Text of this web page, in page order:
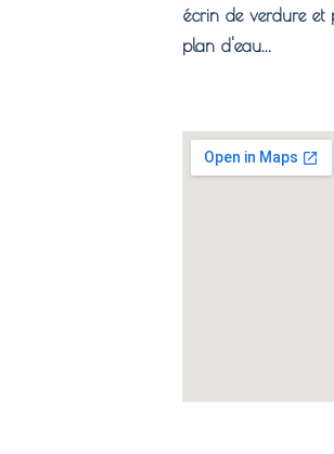
écrin de verdure et
plan d'eau...